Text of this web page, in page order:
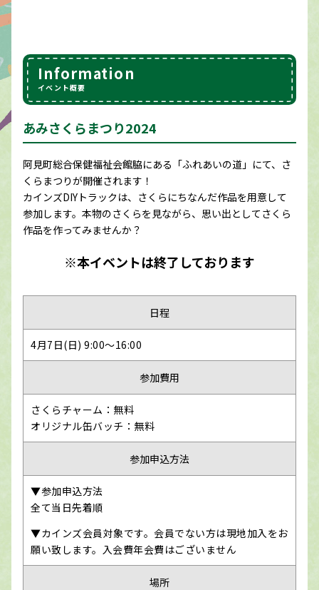
Information
イベント概要
あみさくらまつり2024
阿見町総合保健福祉会館脇にある「ふれあいの道」にて、さ
くらまつりが開催されます！
カインズDIYトラックは、さくらにちなんだ作品を用意して
参加します。本物のさくらを見ながら、思い出としてさくら
作品を作ってみませんか？
※本イベントは終了しております
日程
4月7日(日) 9:00～16:00
参加費用
さくらチャーム：無料
オリジナル缶バッチ：無料
参加申込方法
▼参加申込方法
全て当日先着順
▼カインズ会員対象です。会員でない方は現地加入をお
願い致します。入会費年会費はございません
場所